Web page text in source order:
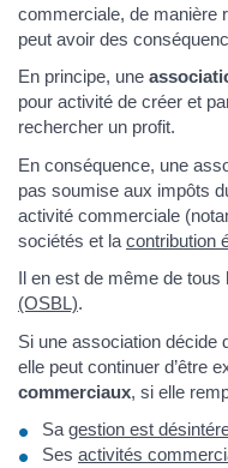
commerciale, de manière
peut avoir des
En principe, une
pour activité de créer et
rechercher un profit.
En conséquence, une
pas soumise aux impôts
activité commerciale
sociétés et la contribution
Il en est de même de tous
(OSBL).
Si une association décide
elle peut continuer d’être
commerciaux, si elle
Sagestion est
Ses activités